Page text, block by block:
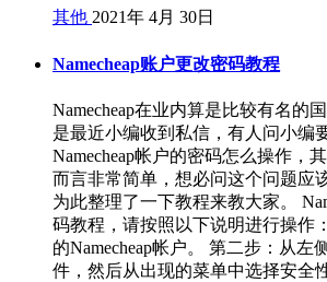
其他 2021年 4月 30日
Namecheap账户更改密码教程
Namecheap在业内算是比较有名的
是最近小编收到私信，有人问小编
Namecheap帐户的密码怎么操作，
而言非常简单，想必问这个问题应
为此整理了一下教程来教大家。
码教程，请按照以下说明进行操作
的Namecheap帐户。 第二步：从左
件，然后从出现的菜单中选择安全